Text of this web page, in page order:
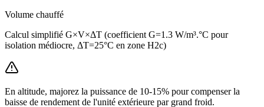
Volume chauffé
Calcul simplifié G×V×ΔT (coefficient G=1.3 W/m³.°C pour
isolation médiocre, ΔT=25°C en zone H2c)
En altitude, majorez la puissance de 10-15% pour compenser la
baisse de rendement de l'unité extérieure par grand froid.